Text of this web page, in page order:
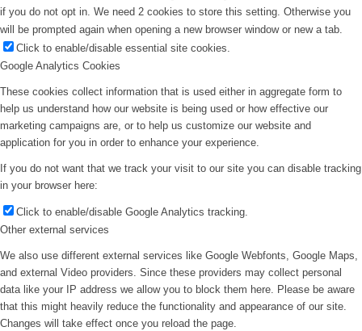
if you do not opt in. We need 2 cookies to store this setting. Otherwise you
will be prompted again when opening a new browser window or new a tab.
Click to enable/disable essential site cookies.
Google Analytics Cookies
These cookies collect information that is used either in aggregate form to
help us understand how our website is being used or how effective our
marketing campaigns are, or to help us customize our website and
application for you in order to enhance your experience.
If you do not want that we track your visit to our site you can disable tracking
in your browser here:
Click to enable/disable Google Analytics tracking.
Other external services
We also use different external services like Google Webfonts, Google Maps,
and external Video providers. Since these providers may collect personal
data like your IP address we allow you to block them here. Please be aware
that this might heavily reduce the functionality and appearance of our site.
Changes will take effect once you reload the page.